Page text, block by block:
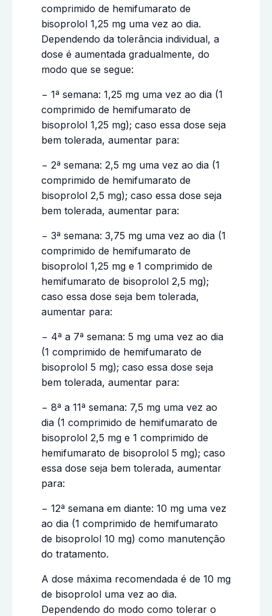
comprimido de hemifumarato de
bisoprolol 1,25 mg uma vez ao dia.
Dependendo da tolerância individual, a
dose é aumentada gradualmente, do
modo que se segue:
− 1ª semana: 1,25 mg uma vez ao dia (1
comprimido de hemifumarato de
bisoprolol 1,25 mg); caso essa dose seja
bem tolerada, aumentar para:
− 2ª semana: 2,5 mg uma vez ao dia (1
comprimido de hemifumarato de
bisoprolol 2,5 mg); caso essa dose seja
bem tolerada, aumentar para:
− 3ª semana: 3,75 mg uma vez ao dia (1
comprimido de hemifumarato de
bisoprolol 1,25 mg e 1 comprimido de
hemifumarato de bisoprolol 2,5 mg);
caso essa dose seja bem tolerada,
aumentar para:
− 4ª a 7ª semana: 5 mg uma vez ao dia
(1 comprimido de hemifumarato de
bisoprolol 5 mg); caso essa dose seja
bem tolerada, aumentar para:
− 8ª a 11ª semana: 7,5 mg uma vez ao
dia (1 comprimido de hemifumarato de
bisoprolol 2,5 mg e 1 comprimido de
hemifumarato de bisoprolol 5 mg); caso
essa dose seja bem tolerada, aumentar
para:
− 12ª semana em diante: 10 mg uma vez
ao dia (1 comprimido de hemifumarato
de bisoprolol 10 mg) como manutenção
do tratamento.
A dose máxima recomendada é de 10 mg
de bisoprolol uma vez ao dia.
Dependendo do modo como tolerar o